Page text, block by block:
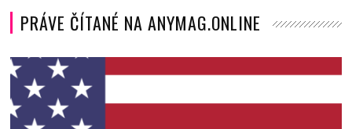
PRÁVE ČÍTANÉ NA ANYMAG.ONLINE